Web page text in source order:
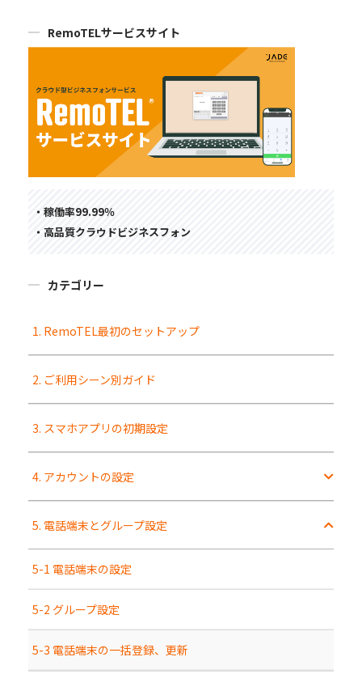
RemoTELサービスサイト
・稼働率99.99％
・高品質クラウドビジネスフォン
カテゴリー
1. RemoTEL最初のセットアップ
2. ご利用シーン別ガイド
3. スマホアプリの初期設定
4. アカウントの設定
5. 電話端末とグループ設定
5-1 電話端末の設定
5-2 グループ設定
5-3 電話端末の一括登録、更新